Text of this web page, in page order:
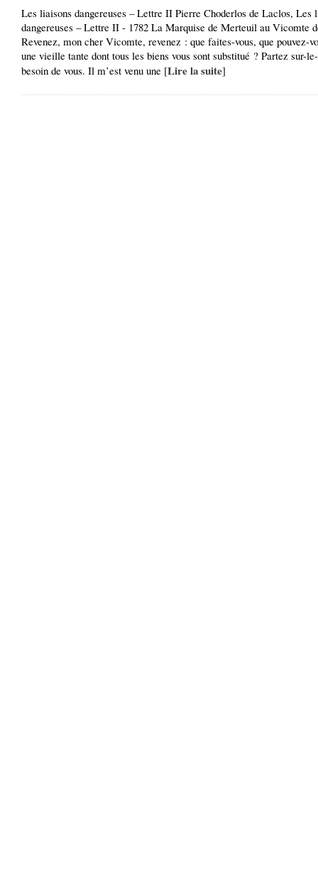
Les liaisons dangereuses – Lettre II Pierre Choderlos de Laclos, Les
dangereuses – Lettre II - 1782 La Marquise de Merteuil au Vicomte
Revenez, mon cher Vicomte, revenez : que faites-vous, que pouvez-
une vieille tante dont tous les biens vous sont substitué ? Partez sur-
besoin de vous. Il m’est venu une [Lire la suite]